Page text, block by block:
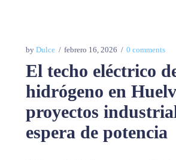
by Dulce febrero 16, 2026 0 comments
El techo eléctrico
hidrógeno en
proyectos
espera de potencia